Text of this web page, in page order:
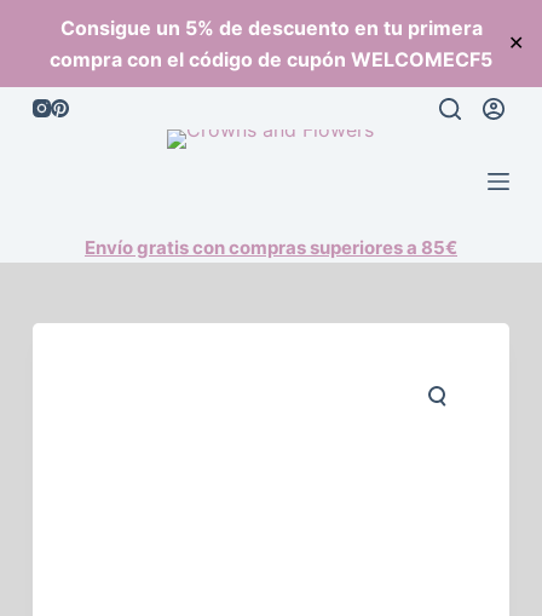
Consigue un 5% de descuento en tu primera
compra con el código de cupón WELCOMECF5
✕
l
Envío gratis con compras superiores a 85€